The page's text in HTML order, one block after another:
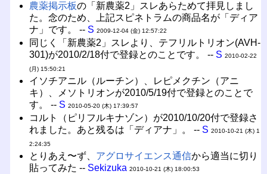
農薬掲示板の「新農薬2」スレあらためて拝見しまし
た。念のため、上記スピネトラムの商品名が「ディア
ナ」です。 -- S 2009-12-04 (金) 12:57:22
同じく「新農薬2」スレより、テフリルトリオン(AVH-
301)が2010/2/18付で登録とのことです。 -- S 2010-02-22
(月) 15:50:21
イソチアニル（ルーチン）、レピメクチン（アニ
キ）、メソトリオンが2010/5/19付で登録とのことで
す。 -- S 2010-05-20 (木) 17:39:57
コルト（ピリフルキナゾン）が2010/10/20付で登録さ
れました。あと残るは「ディアナ」。 -- S 2010-10-21 (木) 1
2:24:35
とりあえ〜ず、 アグロサイエンス通信から適当に切り
貼ってみた -- Sekizuka 2010-10-21 (木) 18:00:53